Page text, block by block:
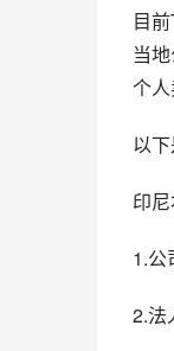
目
当
个
以
印
1.公
2.法